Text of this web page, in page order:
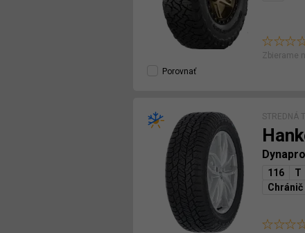
Zbierame
Porovnať
STREDNÁ
116 T